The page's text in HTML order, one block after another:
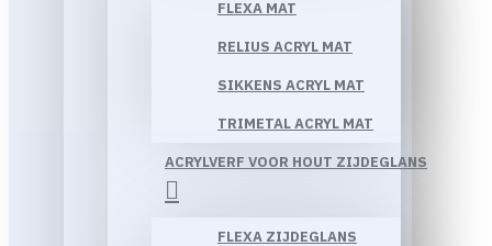
FLEXA MAT
RELIUS ACRYL MAT
SIKKENS ACRYL MAT
TRIMETAL ACRYL MAT
ACRYLVERF VOOR HOUT ZIJDEGLANS
FLEXA ZIJDEGLANS